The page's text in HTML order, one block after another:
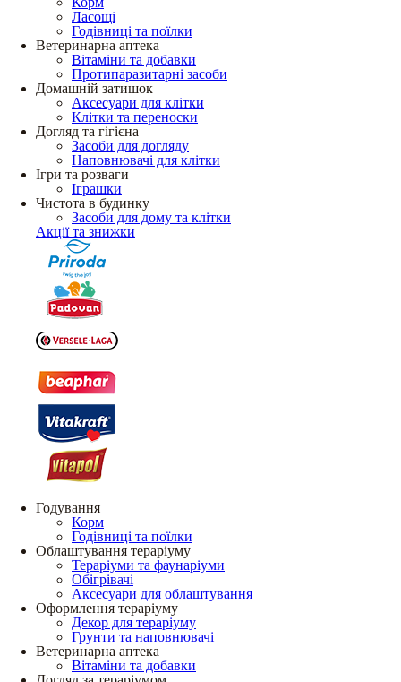
Ласощі
Годівниці та поїлки
Ветеринарна аптека
Вітаміни та добавки
Протипаразитарні засоби
Домашній затишок
Аксесуари для клітки
Клітки та переноски
Догляд та гігієна
Засоби для догляду
Наповнювачі для клітки
Ігри та розваги
Іграшки
Чистота в будинку
Засоби для дому та клітки
Акції та знижки
Годування
Корм
Годівниці та поїлки
Облаштування тераріуму
Тераріуми та фаунаріуми
Обігрівачі
Аксесуари для облаштування
Оформлення тераріуму
Декор для тераріуму
Грунти та наповнювачі
Ветеринарна аптека
Вітаміни та добавки